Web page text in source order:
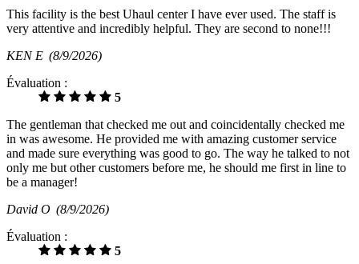
This facility is the best Uhaul center I have ever used. The staff is
very attentive and incredibly helpful. They are second to none!!!
KEN E (8/9/2026)
Évaluation :
5
The gentleman that checked me out and coincidentally checked me
in was awesome. He provided me with amazing customer service
and made sure everything was good to go. The way he talked to not
only me but other customers before me, he should me first in line to
be a manager!
David O (8/9/2026)
Évaluation :
5